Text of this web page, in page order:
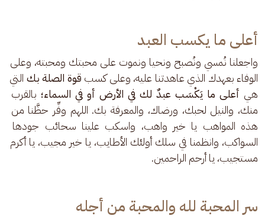
أعلى ما يكسب العبد
واجعلنا نُمسي ونُصبح ونحيا ونموت على محبتك ومحبته، وعلى
الوفاء بعهدك الذي عاهدتنا عليه، وعلى كسب قوة الصلة بك التي
هي أعلى ما يَكْسَب عبدٌ لك في الأرض أو في السماء؛ بالقرب
منك، والنيل لحبك، ورضاك، والمعرفة بك. اللهم وفِّر حظَّنا من
هذه المواهب يا خير واهب، واسكب علينا سحائب جودها
السواكب، وانظمنا في سلك أولئك الأطايب، يا خير مجيب، يا أكرم
مستجيب، يا أرحم الراحمين.
سر المحبة لله والمحبة من أجله